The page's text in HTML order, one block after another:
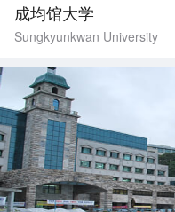
成均馆大学
Sungkyunkwan University